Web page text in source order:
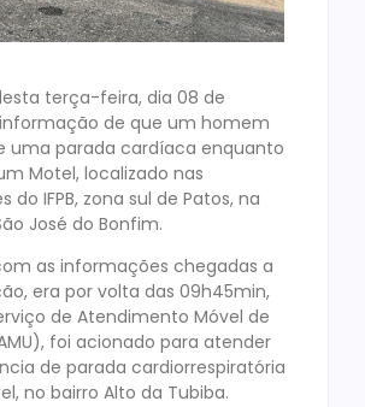
terça-feira, dia 08 de
de que um homem
uma parada cardíaca enquanto
Motel, localizado nas
do IFPB, zona sul de Patos, na
José do Bonfim.
as informações chegadas a
era por volta das 09h45min,
de Atendimento Móvel de
foi acionado para atender
de parada cardiorrespiratória
no bairro Alto da Tubiba.